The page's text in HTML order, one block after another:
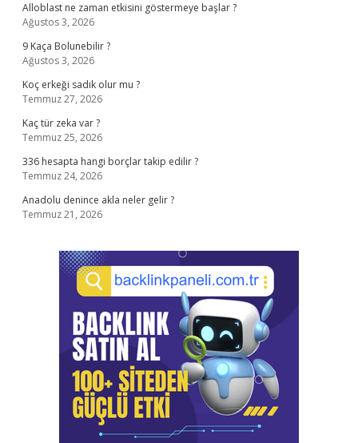
Alloblast ne zaman etkisini göstermeye başlar ?
Ağustos 3, 2026
9 Kaça Bolunebilir ?
Ağustos 3, 2026
Koç erkeği sadık olur mu ?
Temmuz 27, 2026
Kaç tür zeka var ?
Temmuz 25, 2026
336 hesapta hangi borçlar takip edilir ?
Temmuz 24, 2026
Anadolu denince akla neler gelir ?
Temmuz 21, 2026